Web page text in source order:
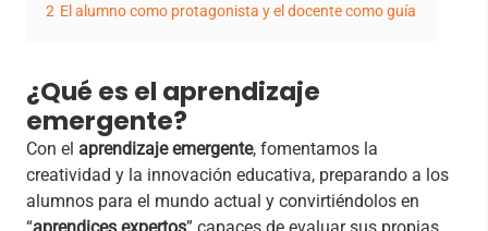
2 El alumno como protagonista y el docente como guía
¿Qué es el aprendizaje
emergente?
Con el aprendizaje emergente, fomentamos la
creatividad y la innovación educativa, preparando a los
alumnos para el mundo actual y convirtiéndolos en